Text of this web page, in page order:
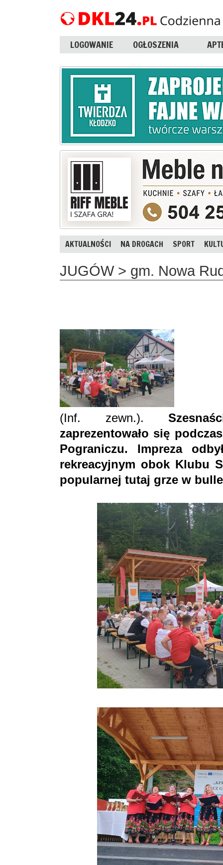
LOGOWANIE OGŁOSZENIA
AKTUALNOŚCI NA DROGACH SPORT
JUGÓW > gm. Nowa
(Inf. zewn.).
zaprezentowało się
Pograniczu. Impreza
rekreacyjnym obok Klubu
popularnej tutaj grze w